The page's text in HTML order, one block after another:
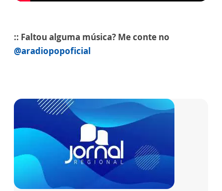
:: Faltou alguma música? Me conte no
@aradiopopoficial